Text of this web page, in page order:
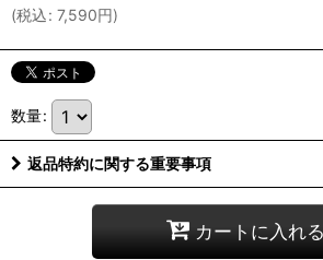
(税込: 7,590円)
数量:
返品特約に関する重要事項
カートに入れる